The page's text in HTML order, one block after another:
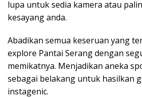
lupa untuk sedia kamera atau
kesayang anda.
Abadikan semua keseruan yang
explore Pantai Serang dengan
memikatnya. Menjadikan aneka
sebagai belakang untuk hasilkan
instagenic.